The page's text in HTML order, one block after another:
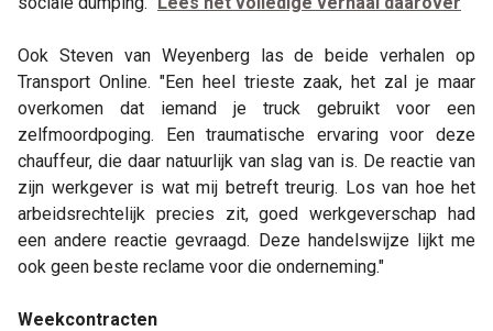
Ook Steven van Weyenberg las de beide verhalen op
Transport Online. "Een heel trieste zaak, het zal je maar
overkomen dat iemand je truck gebruikt voor een
zelfmoordpoging. Een traumatische ervaring voor deze
chauffeur, die daar natuurlijk van slag van is. De reactie van
zijn werkgever is wat mij betreft treurig. Los van hoe het
arbeidsrechtelijk precies zit, goed werkgeverschap had
een andere reactie gevraagd. Deze handelswijze lijkt me
ook geen beste reclame voor die onderneming."
Weekcontracten